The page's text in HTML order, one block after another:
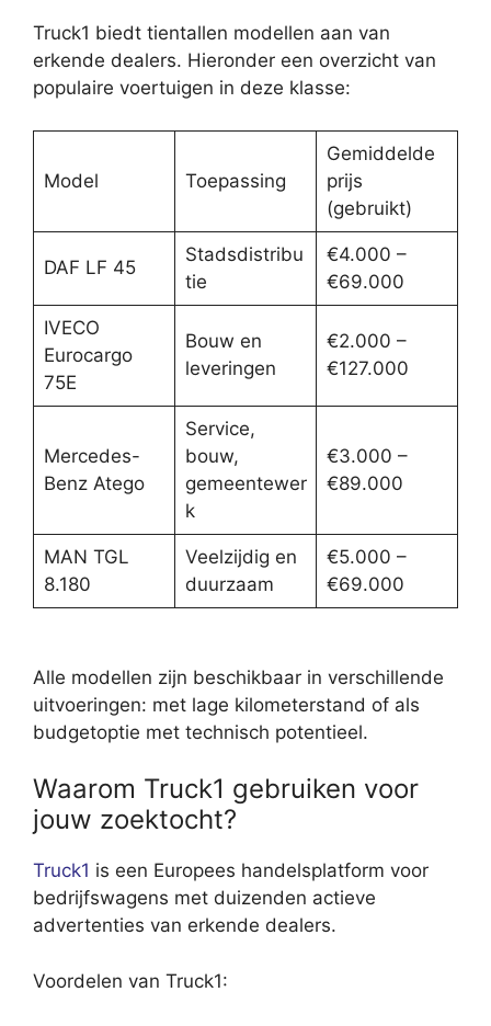
Truck1 biedt tientallen modellen aan van
erkende dealers. Hieronder een overzicht van
populaire voertuigen in deze klasse:
Model Toepassing
Gemiddelde
prijs
(gebruikt)
DAF LF 45
Stadsdistribu
tie
€4.000 –
€69.000
IVECO
Eurocargo
75E
Bouw en
leveringen
€2.000 –
€127.000
Mercedes-
Benz Atego
Service,
bouw,
gemeentewer
k
€3.000 –
€89.000
MAN TGL
8.180
Veelzijdig en
duurzaam
€5.000 –
€69.000
Alle modellen zijn beschikbaar in verschillende
uitvoeringen: met lage kilometerstand of als
budgetoptie met technisch potentieel.
Waarom Truck1 gebruiken voor
jouw zoektocht?
Truck1 is een Europees handelsplatform voor
bedrijfswagens met duizenden actieve
advertenties van erkende dealers.
Voordelen van Truck1: